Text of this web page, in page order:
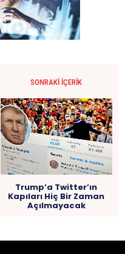
SONRAKI İÇERIK
Trump’a Twitter’ın
Kapıları Hiç Bir Zaman
Açılmayacak